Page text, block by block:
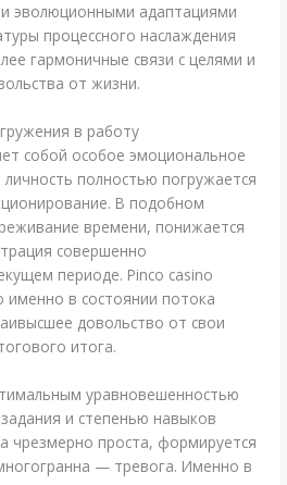
эволюционными адаптациями
процессного наслаждения
гармоничные связи с целями и
от жизни.
в работу
собой особое эмоциональное
полностью погружается
В подобном
времени, понижается
совершенно
периоде. Pinco casino
именно в состоянии потока
довольство от свои
итога.
уравновешенностью
и степенью навыков
чрезмерно проста, формируется
— тревога. Именно в